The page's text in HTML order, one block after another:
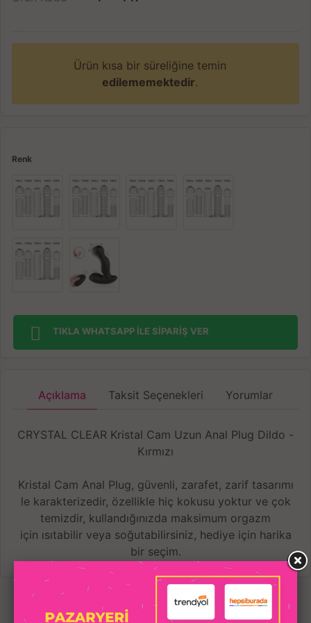
Ürün kısa bir süreliğine temin
edilememektedir.
Renk
TIKLA WHATSAPP İLE SİPARİŞ VER
Açıklama Taksit Seçenekleri Yorumlar
CRYSTAL CLEAR Kristal Cam Uzun Anal Plug Dildo -
Kırmızı
Kristal Cam Anal Plug, güvenli, zarafet, zarif tasarımı
le karakterizedir, özellikle hiç kokusu yoktur ve çok
temizdir, kullandığınızda maksimum orgazm
için ısıtabilir veya soğutabilirsiniz, hediye için harika
bir seçim.
Cam malzemenin yüzeyi pürüzsüz, sıcaklık 1800
derece altında profesyonel işçi tarafından yapılır.
Temizlemesi kolay, simülasyon tasarımı, parlak renk,
boğum stimülasyonu.